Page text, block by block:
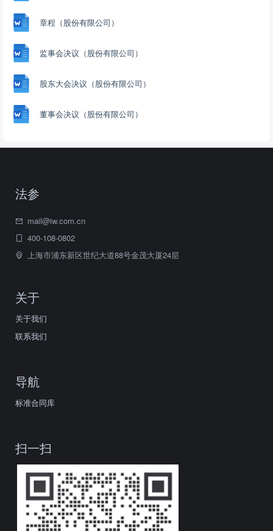
章程（股份有限公司）
监事会决议（股份有限公司）
股东大会决议（股份有限公司）
董事会决议（股份有限公司）
法参
mail@iw.com.cn
400-108-0802
上海市浦东新区世纪大道88号金茂大厦24层
关于
关于我们
联系我们
导航
标准合同库
扫一扫